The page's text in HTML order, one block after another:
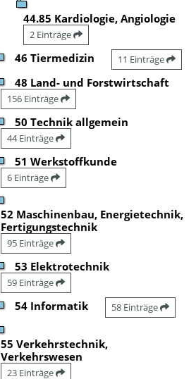
44.85 Kardiologie, Angiologie
2 Einträge
46 Tiermedizin 11 Einträge
48 Land- und Forstwirtschaft
156 Einträge
50 Technik allgemein
44 Einträge
51 Werkstoffkunde
6 Einträge
52 Maschinenbau, Energietechnik,
Fertigungstechnik
95 Einträge
53 Elektrotechnik
59 Einträge
54 Informatik 58 Einträge
55 Verkehrstechnik,
Verkehrswesen
23 Einträge